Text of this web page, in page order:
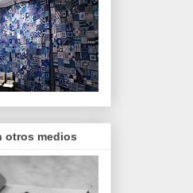
otros medios